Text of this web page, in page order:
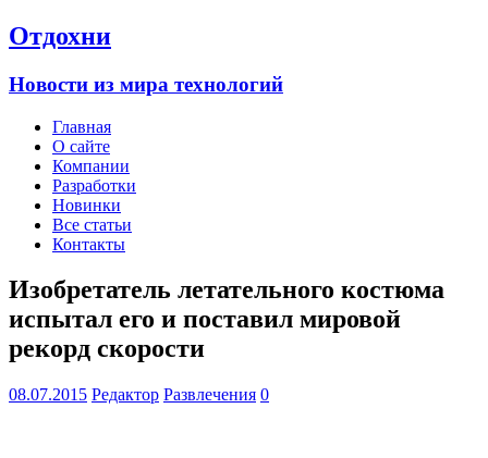
Отдохни
Новости из мира технологий
Главная
О сайте
Компании
Разработки
Новинки
Все статьи
Контакты
Изобретатель летательного костюма
испытал его и поставил мировой
рекорд скорости
08.07.2015 Редактор Развлечения 0